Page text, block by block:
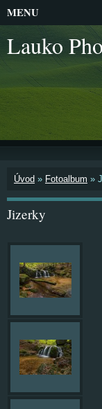
Lauko
Úvod » Fotoalbum »
Jizerky
MENU